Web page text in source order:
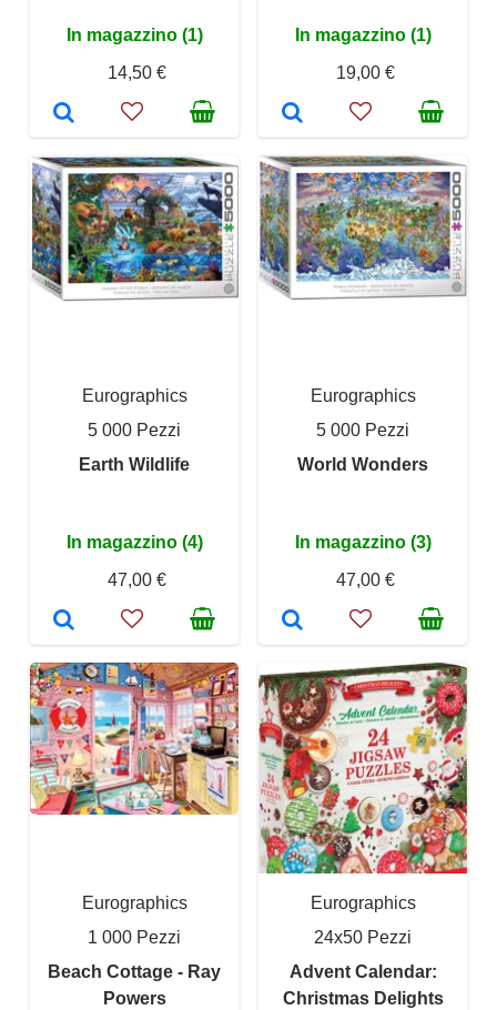
In magazzino (1)
14,50 €
In magazzino (1)
19,00 €
Eurographics
5 000 Pezzi
Earth Wildlife
In magazzino (4)
47,00 €
Eurographics
5 000 Pezzi
World Wonders
In magazzino (3)
47,00 €
Eurographics
1 000 Pezzi
Beach Cottage - Ray
Powers
Eurographics
24x50 Pezzi
Advent Calendar:
Christmas Delights